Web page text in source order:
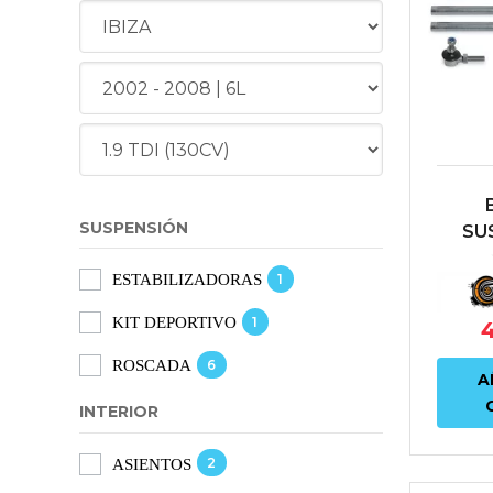
SUSPENSIÓN
ESTABILIZADORAS 1
KIT DEPORTIVO 1
ROSCADA 6
INTERIOR
ASIENTOS 2
A3